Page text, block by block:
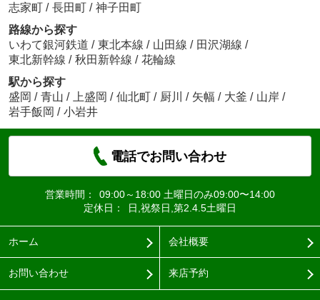
志家町 / 長田町 / 神子田町
路線から探す
いわて銀河鉄道 / 東北本線 / 山田線 / 田沢湖線 /
東北新幹線 / 秋田新幹線 / 花輪線
駅から探す
盛岡 / 青山 / 上盛岡 / 仙北町 / 厨川 / 矢幅 / 大釜 / 山岸 /
岩手飯岡 / 小岩井
電話でお問い合わせ
営業時間：
09:00～18:00 土曜日のみ09:00〜14:00
定休日：
日,祝祭日,第2.4.5土曜日
ホーム 会社概要
お問い合わせ 来店予約